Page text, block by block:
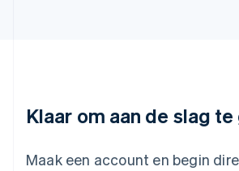
Klaar om aan de slag te
Maak een account en begin
Luxemburg
Maleisië